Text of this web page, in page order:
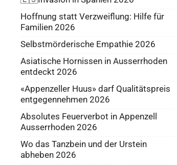
Hoffnung statt Verzweiflung: Hilfe für
Familien 2026
Selbstmörderische Empathie 2026
Asiatische Hornissen in Ausserrhoden
entdeckt 2026
«Appenzeller Huus» darf Qualitätspreis
entgegennehmen 2026
Absolutes Feuerverbot in Appenzell
Ausserrhoden 2026
Wo das Tanzbein und der Urstein
abheben 2026